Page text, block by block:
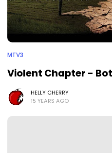
MTV3
Violent Chapter -
HELLY CHERRY
15 YEARS AGO